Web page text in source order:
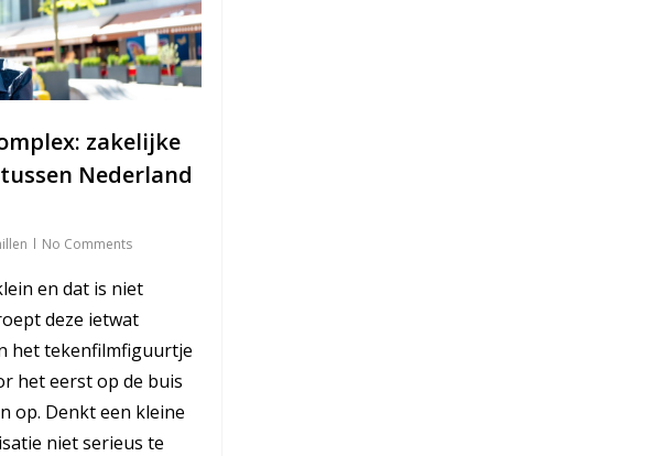
zakelijke
Nederland
No Comments
en dat is niet
deze ietwat
het tekenfilmfiguurtje
het eerst op de buis
op. Denkt een kleine
niet serieus te